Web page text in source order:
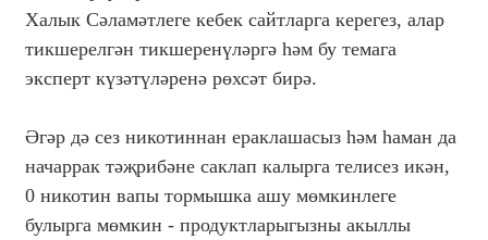
Халык Сәламәтлеге кебек сайтларга керегез, алар
тикшерелгән тикшеренүләргә һәм бу темага
эксперт күзәтүләренә рөхсәт бирә.
Әгәр дә сез никотиннан ераклашасыз һәм һаман да
начаррак тәҗрибәне саклап калырга телисез икән,
0 никотин вапы тормышка ашу мөмкинлеге
булырга мөмкин - продуктларыгызны акыллы